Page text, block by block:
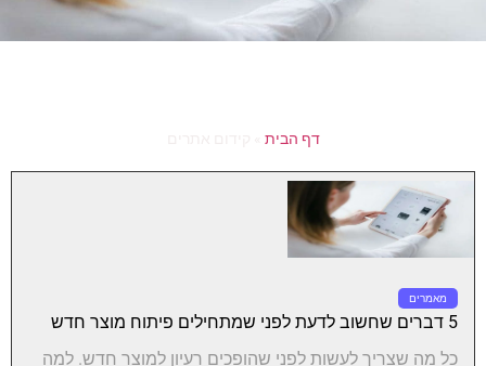
דף הבית
מאמרים
5 דברים שחשוב לדעת לפני שמתחילים פיתוח מוצר חדש
כל מה שצריך לעשות לפני שהופכים רעיון למוצר חדש. למה